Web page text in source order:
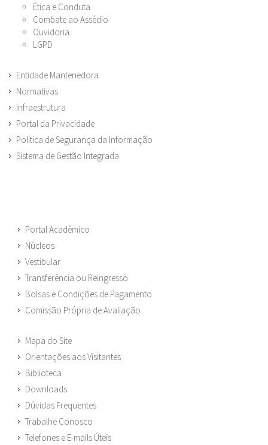
Ética e Conduta
Combate ao Assédio
Ouvidoria
LGPD
Entidade Mantenedora
Normativas
Infraestrutura
Portal da Privacidade
Política de Segurança da Informação
Sistema de Gestão Integrada
Portal Acadêmico
Núcleos
Vestibular
Transferência ou Reingresso
Bolsas e Condições de Pagamento
Comissão Própria de Avaliação
Mapa do Site
Orientações aos Visitantes
Biblioteca
Downloads
Dúvidas Frequentes
Trabalhe Conosco
Telefones e E-mails Úteis